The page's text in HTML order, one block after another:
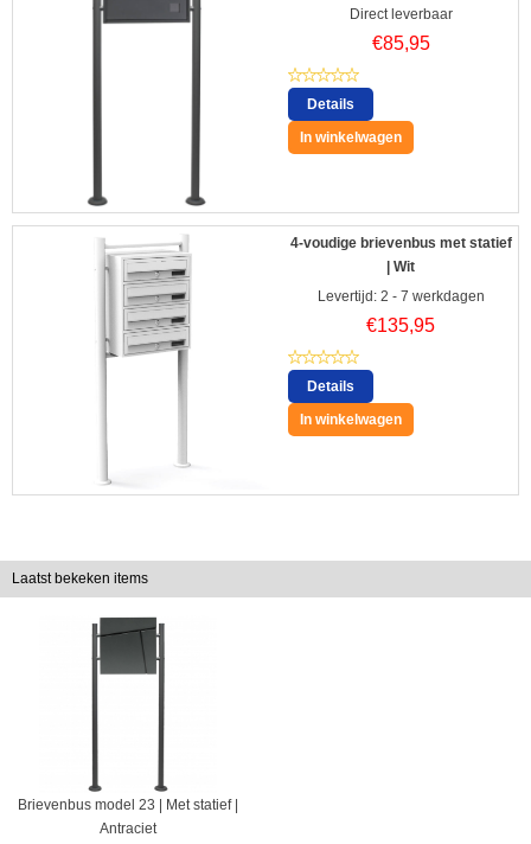
Direct leverbaar
€85,95
Details
In winkelwagen
4-voudige brievenbus met statief
| Wit
Levertijd: 2 - 7 werkdagen
€135,95
Details
In winkelwagen
Laatst bekeken items
Brievenbus model 23 | Met statief |
Antraciet